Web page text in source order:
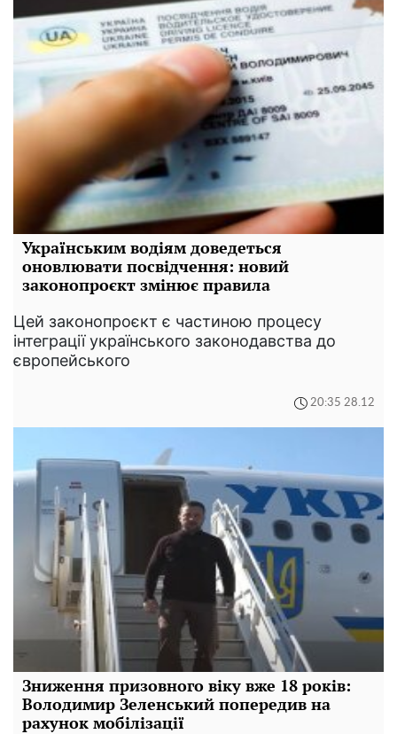
Українським водіям доведеться
оновлювати посвідчення: новий
законопроєкт змінює правила
Цей законопроєкт є частиною процесу
інтеграції українського законодавства до
європейського
20:35 28.12
Зниження призовного віку вже 18 років:
Володимир Зеленський попередив на
рахунок мобілізації